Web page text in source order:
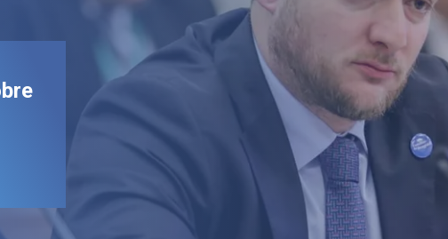
Local
Senador Vial celebra
aprobación del proyecto de
Reconstrucción: "Es un hito
trascendental en beneficio de
los chilenos"